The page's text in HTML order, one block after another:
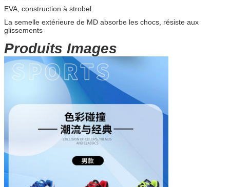
EVA, construction à strobel
La semelle extérieure de MD absorbe les chocs, résiste aux
glissements
Produits Images